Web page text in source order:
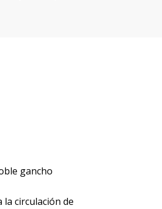
gancho
circulación de